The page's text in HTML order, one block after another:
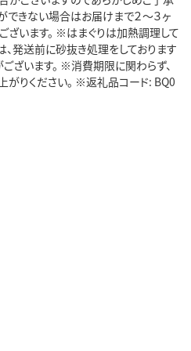
できない場合はお届けまで２～３ヶ
ざいます。 ※はまぐりは加熱調理して
発送前に砂抜き処理をしております
ざいます。 ※消費期限に関わらず、
りください。 ※返礼品コード: BQ0